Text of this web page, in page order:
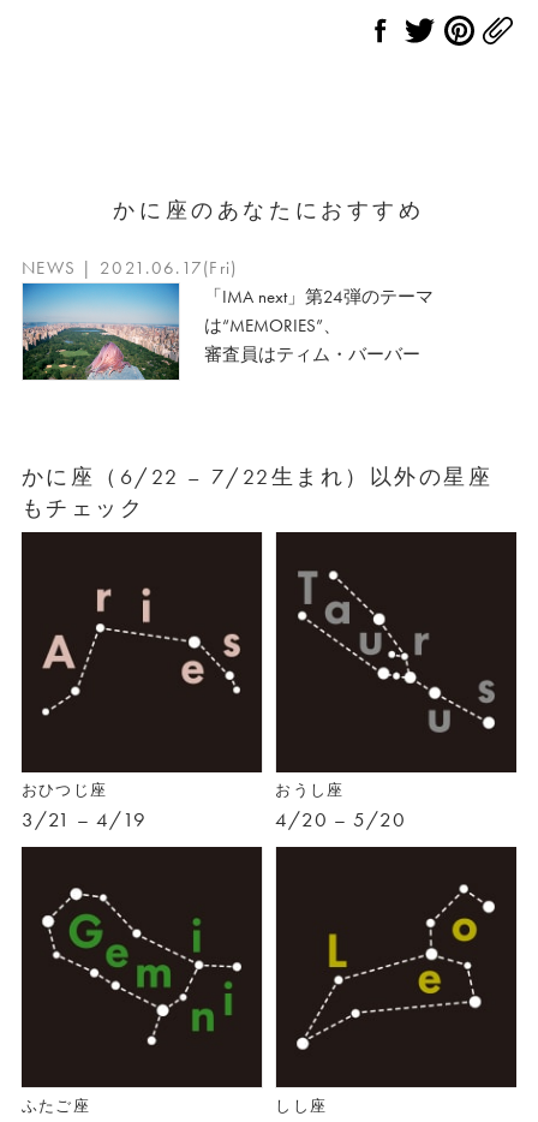
かに座のあなたにおすすめ
NEWS | 2021.06.17(Fri)
「IMA next」第24弾のテーマ
は“MEMORIES”、
審査員はティム・バーバー
かに座（6/22 – 7/22生まれ）以外の星座
もチェック
おひつじ座
3/21 – 4/19
おうし座
4/20 – 5/20
ふたご座 しし座